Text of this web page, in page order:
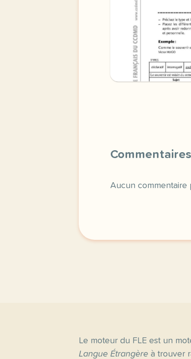
Commentaires
Aucun commentaire
Le moteur du FLE est un
Langue Étrangère à trouver